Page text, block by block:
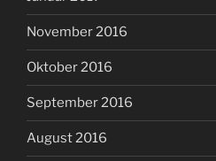
November 2016
Oktober 2016
September 2016
August 2016